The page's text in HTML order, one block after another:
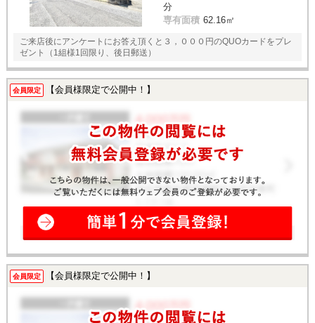
分
専有面積 62.16㎡
ご来店後にアンケートにお答え頂くと３，０００円のQUOカードをプレ
ゼント（1組様1回限り、後日郵送）
会員限定 【会員様限定で公開中！】
会員限定 【会員様限定で公開中！】